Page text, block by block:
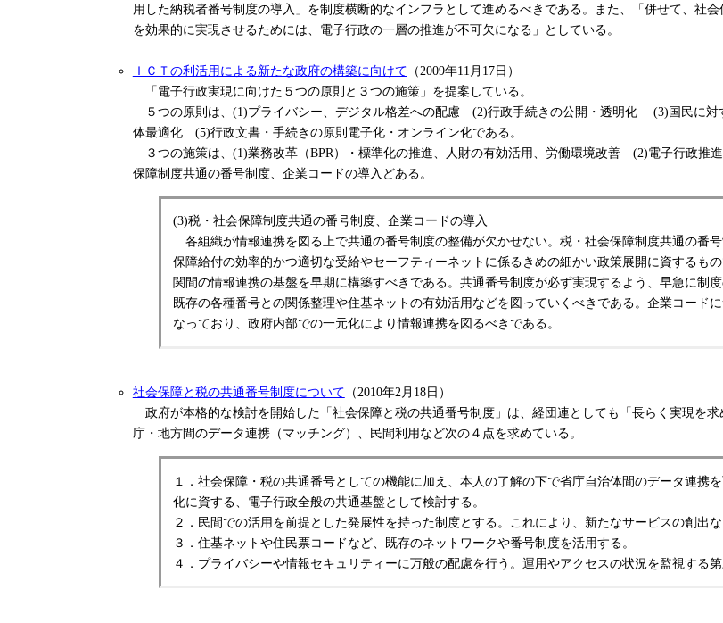
用した納税者番号制度の導入」を制度横断的なインフラとして進めるべきである。また、「併せて、社
を効果的に実現させるためには、電子行政の一層の推進が不可欠になる」としている。
ＩＣＴの利活用による新たな政府の構築に向けて （2009年11月17日）
「電子行政実現に向けた５つの原則と３つの施策」を提案している。
５つの原則は、(1)プライバシー、デジタル格差への配慮 (2)行政手続きの公開・透明化 (3)国民に
体最適化 (5)行政文書・手続きの原則電子化・オンライン化である。
３つの施策は、(1)業務改革（BPR）・標準化の推進、人財の有効活用、労働環境改善 (2)電子行政推
保障制度共通の番号制度、企業コードの導入どある。
(3)税・社会保障制度共通の番号制度、企業コードの導入
各組織が情報連携を図る上で共通の番号制度の整備が欠かせない。税・社会保障制度共通の番
保障給付の効率的かつ適切な受給やセーフティーネットに係るきめの細かい政策展開に資するも
関間の情報連携の基盤を早期に構築すべきである。共通番号制度が必ず実現するよう、早急に制
既存の各種番号との関係整理や住基ネットの有効活用などを図っていくべきである。企業コード
なっており、政府内部での一元化により情報連携を図るべきである。
社会保障と税の共通番号制度について （2010年2月18日）
政府が本格的な検討を開始した「社会保障と税の共通番号制度」は、経団連としても「長らく実現を
庁・地方間のデータ連携（マッチング）、民間利用など次の４点を求めている。
１．社会保障・税の共通番号としての機能に加え、本人の了解の下で省庁自治体間のデータ連携
化に資する、電子行政全般の共通基盤として検討する。
２．民間での活用を前提とした発展性を持った制度とする。これにより、新たなサービスの創出な
３．住基ネットや住民票コードなど、既存のネットワークや番号制度を活用する。
４．プライバシーや情報セキュリティーに万般の配慮を行う。運用やアクセスの状況を監視する